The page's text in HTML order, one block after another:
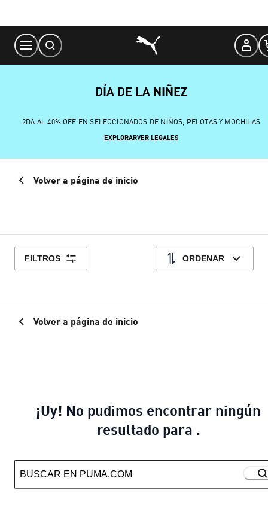
Content
DÍA DE LA NIÑEZ
2DA AL 40% OFF EN SELECCIONADOS DE NIÑOS, PELOTAS Y MOCHILAS
EXPLORARVER LEGALES
Volver a página de inicio
FILTROS ORDENAR
Volver a página de inicio
¡Uy! No pudimos encontrar ningún
resultado para .